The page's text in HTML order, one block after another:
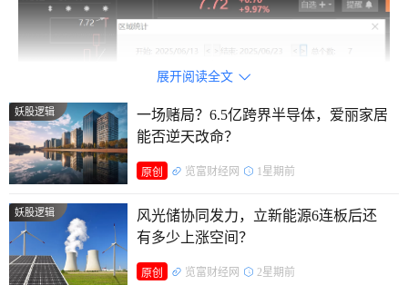
持续亏损至ST
行业。2004年，公司在香港联交所创业板上市；2007年2月转
至香港主板。2010年10月，公司A股在深交所上市，形成
“A+H”双资本平台，是国内能源装备行业首家实现两地上市的
展开阅读全文 
妖股逻辑
一场赌局？6.5亿跨界半导体，爱丽家居
能否逆天改命？
原创 览富财经网 1星期前
妖股逻辑
风光储协同发力，立新能源6连板后还
有多少上涨空间？
原创 览富财经网 2星期前